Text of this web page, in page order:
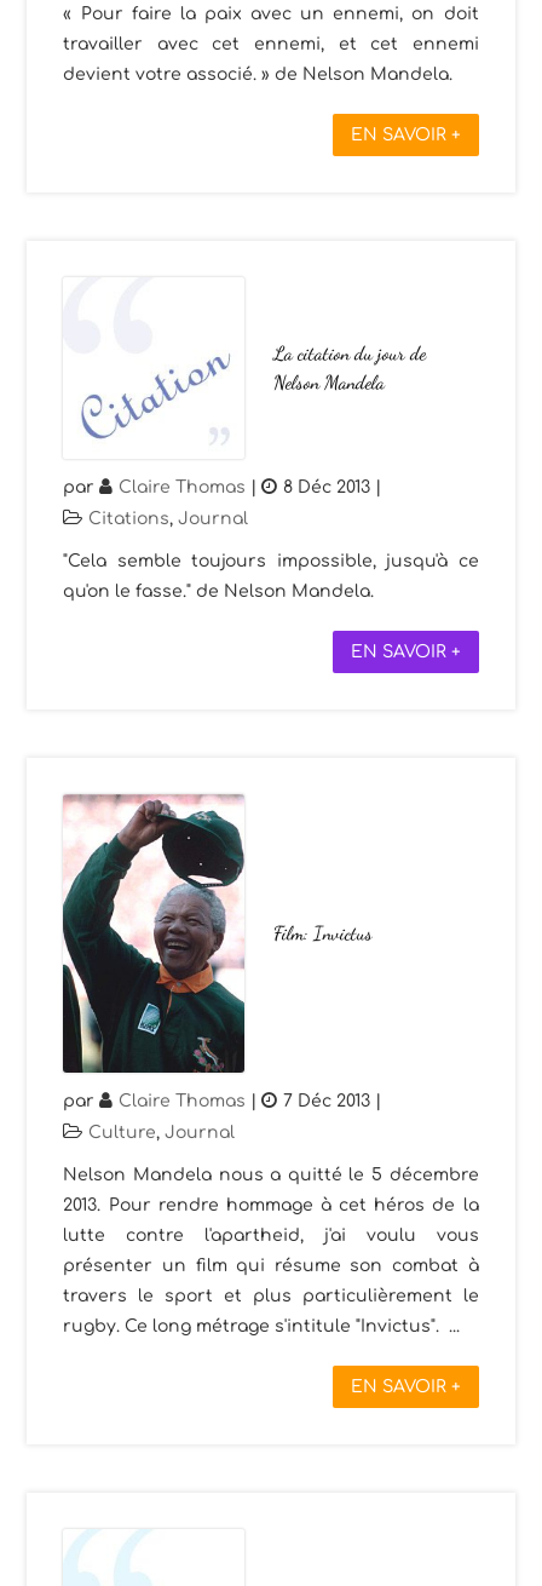
« Pour faire la paix avec un ennemi, on doit
travailler avec cet ennemi, et cet ennemi
devient votre associé. » de Nelson Mandela.
EN SAVOIR +
La citation du jour de
Nelson Mandela
par Claire Thomas | 8 Déc 2013 |
Citations,Journal
"Cela semble toujours impossible, jusqu'à ce
qu'on le fasse." de Nelson Mandela.
EN SAVOIR +
Film: Invictus
par Claire Thomas | 7 Déc 2013
Culture,Journal
Nelson Mandela nous a quitté le 5 décembre
2013. Pour rendre hommage à cet héros de la
lutte contre l'apartheid, j'ai voulu vous
présenter un film qui résume son combat à
travers le sport et plus particulièrement le
rugby. Ce long métrage s'intitule "Invictus". ...
EN SAVOIR +